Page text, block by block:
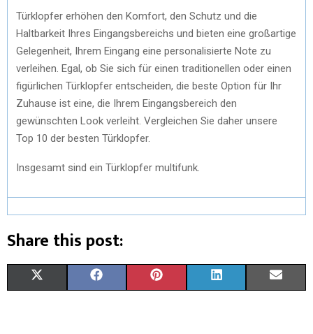
Türklopfer erhöhen den Komfort, den Schutz und die
Haltbarkeit Ihres Eingangsbereichs und bieten eine großartige
Gelegenheit, Ihrem Eingang eine personalisierte Note zu
verleihen. Egal, ob Sie sich für einen traditionellen oder einen
figürlichen Türklopfer entscheiden, die beste Option für Ihr
Zuhause ist eine, die Ihrem Eingangsbereich den
gewünschten Look verleiht. Vergleichen Sie daher unsere
Top 10 der besten Türklopfer.
Insgesamt sind ein Türklopfer multifunk.
Share this post: